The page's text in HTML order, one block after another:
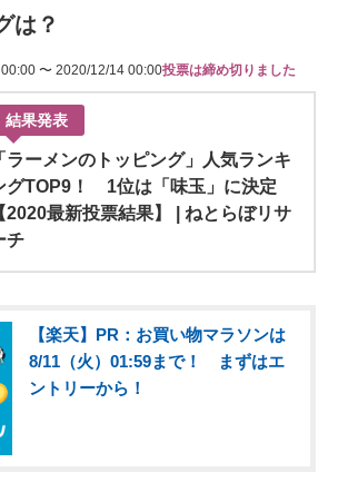
は？
〜 2020/12/14 00:00投票は締め切りました
結果発表
ラーメンのトッピング」人気ランキ
グTOP9！ 1位は「味玉」に決定
2020最新投票結果】 | ねとらぼリサ
チ
【楽天】PR：お買い物マラソンは
8/11（火）01:59まで！ まずはエ
ントリーから！